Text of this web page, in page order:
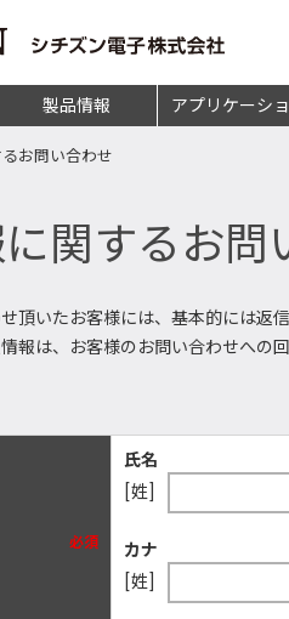
製品情報 アプリケーシ
お問い合わせ
関するお問
頂いたお客様には、基本的には返
報は、お客様のお問い合わせへの
必須
氏名
[姓]
カナ
[姓]